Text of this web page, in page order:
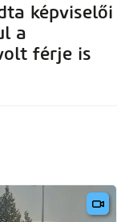
képviselői
a
férje is